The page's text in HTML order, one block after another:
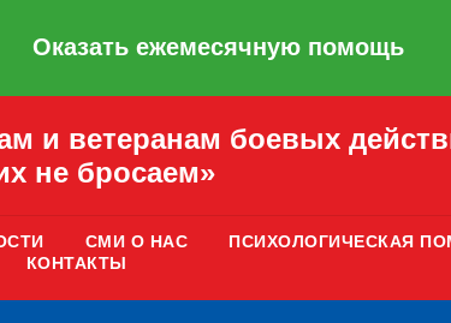
Оказать ежемесячную помощь
и ветеранам боевых
не бросаем»
СМИ О НАС ПСИХОЛОГИЧЕСКАЯ
КОНТАКТЫ